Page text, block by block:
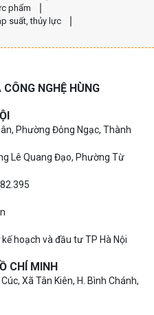
phẩm
suất, thủy lực
NGHỆ HÙNG
Phường Đông Ngạc, Thành
Lê Quang Đạo, Phường Từ
hoạch và đầu tư TP Hà Nội
CHÍ MINH
Xã Tân Kiên, H. Bình Chánh,